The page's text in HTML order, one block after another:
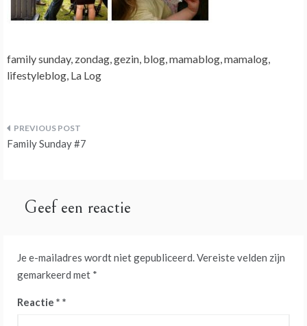
family sunday, zondag, gezin, blog, mamablog, mamalog,
lifestyleblog, La Log
Bericht
Family Sunday #7
Geef een reactie
Je e-mailadres wordt niet gepubliceerd.Vereiste velden zijn
gemarkeerd met *
Reactie *